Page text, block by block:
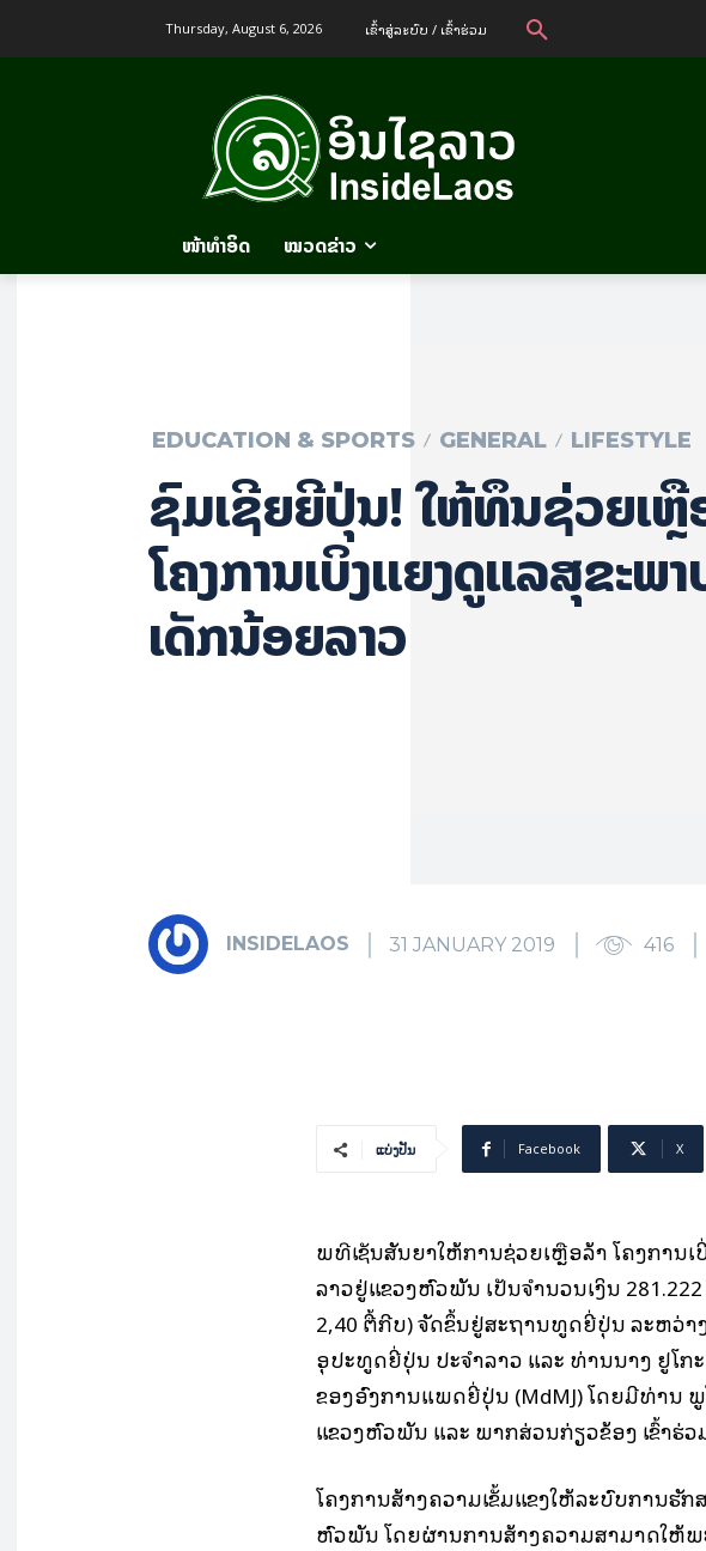
Thursday, August 6, 2026 ເຂົ້າ​ສູ່​ລະ​ບົບ / ເຂົ້າ​ຮ່ວມ
ໜ້າທຳອິດ ໝວດຂ່າວ
EDUCATION & SPORTS GENERAL LIFESTYLE
ຊົມ​ເຊີຍຍີ່ປຸ່ນ! ໃຫ້ທຶນຊ່ວຍເ
ໂຄງການເບິ່ງແຍງດູແລສຸຂະພ
ເດັກນ້ອຍລາວ
INSIDELAOS 31 JANUARY 2019 416
ແບ່ງປັນ Facebook X
ພິທີເຊັນສັນຍາໃຫ້ການຊ່ວຍເຫຼືອລ້າ ໂຄງການ
ລາວຢູ່ແຂວງຫົວພັນ ເປັນຈໍານວນເງິນ
2,40 ຕື້ກີບ) ຈັດຂຶ້ນຢູ່ສະຖານທູດຍີ່ປຸ່ນ ລະຫວ່າງ
ອຸປະທູດຍີ່ປຸ່ນ ປະຈໍາລາວ ແລະ ທ່ານນາງ ຢູໂກ
ຂອງອົງການແພດຍີ່ປຸ່ນ (MdMJ) ໂດຍມີທ່ານ ພູ
ແຂວງຫົວພັນ ແລະ ພາກສ່ວນກ່ຽວຂ້ອງ ເຂົ້າຮ່
ໂຄງການສ້າງຄວາມເຂັ້ມແຂງໃຫ້ລະບົບການຮັ
ຫົວພັນ ໂດຍຜ່ານການສ້າງຄວາມສາມາດໃຫ້